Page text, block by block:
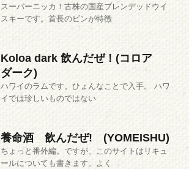
スーパーニッカ！古株の国産ブレンデッドウイ
スキーです。首長のビンが特徴
Koloa dark 飲んだぜ！(コロア
ダーク)
ハワイのラムです。ひょんなことで入手。 ハワ
イでは珍しいものではない
養命酒 飲んだぜ! (YOMEISHU)
ちょっと番外編。ですが、このサイトはリキュ
ールについても書きます。よく